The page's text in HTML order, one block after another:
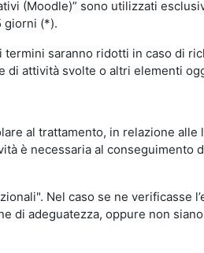
(Moodle)” sono utilizzati
giorni (*).
saranno ridotti in caso di
attività svolte o altri elementi
al trattamento, in relazione
è necessaria al
Nel caso se ne verificasse
di adeguatezza, oppure non